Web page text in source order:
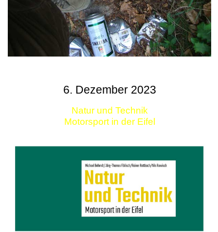
6. Dezember 2023
Natur und Technik
Motorsport in der Eifel